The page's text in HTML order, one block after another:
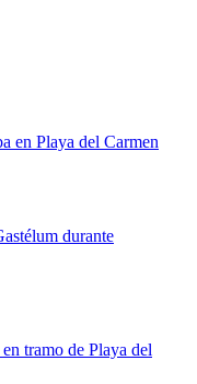
en Playa del Carmen
durante
tramo de Playa del